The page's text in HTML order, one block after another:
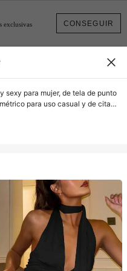
CONSEGUIR
exclusivas
sexy para mujer, de tela de punto
para uso casual y de citas,